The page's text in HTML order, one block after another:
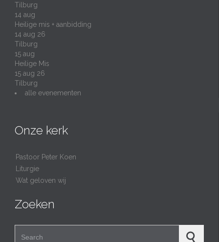
Tilburg
14 aug
Heilige mis + aanbidding
14 aug 26
Tilburg
15 aug
Heilige Mis
15 aug 26
Tilburg
alle evenementen
Onze kerk
Pastoor Peter Koen
Liturgie
Wat geloven wij
Zoeken